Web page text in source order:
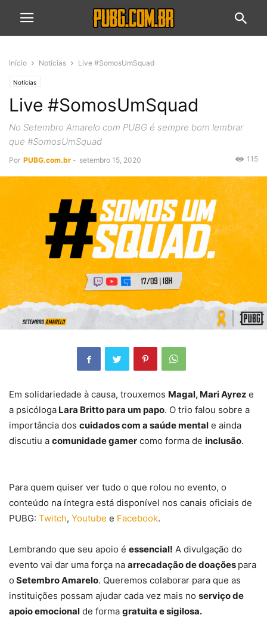
Início Notícias Live #SomosUmSquad
Notícias
Live #SomosUmSquad
No Setembro Amarelo com PUBG é sempre bom lembrar
que #SomosUmSquad
Por PUBG.com.br - setembro 15, 2020 115
Em solidariedade à causa, trouxemos Magal, Mari Ayrez e
a psicóloga Lara Britto para um papo. O trio falou sobre a
importância dos cuidados com a saúde mental e ainda
discutiu a comunidade gamer como forma de inclusão.
Para quem quiser ver tudo o que rolou no evento, o
conteúdo na íntegra está disponível nos canais oficiais de
PUBG: Twitch, Youtube e Facebook.
Lembrando que seu apoio é essencial! A divulgação do
evento vai dar uma força na arrecadação de doações para
o Setembro Amarelo. Queremos colaborar para que as
instituições possam ajudar cada vez mais no serviço de
apoio emocional de forma gratuita e sigilosa.